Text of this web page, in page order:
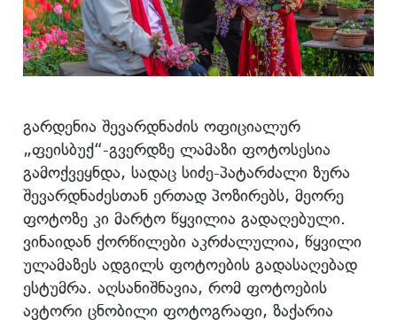
გარდენია შევარდნაძის ოფიციალურ
„ფეისბუქ“-გვერდზე ლამაზი ფოტოსესია
გამოქვეყნდა, სადაც სიძე-პატარძალი ზურა
შევარდნაძესთან ერთად პოზირებს, მეორე
ფოტოზე კი მარტო წყვილია გადაღებული.
ვინაიდან ქორწილები აკრძალულია, წყვილი
ულამაზეს ადგილს ფოტოების გადასაღებად
ესტუმრა. აღსანიშნავია, რომ ფოტოების
ავტორი ცნობილი ფოტოგრაფი, ზაქარია